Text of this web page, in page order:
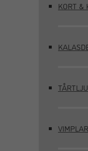
KORT &